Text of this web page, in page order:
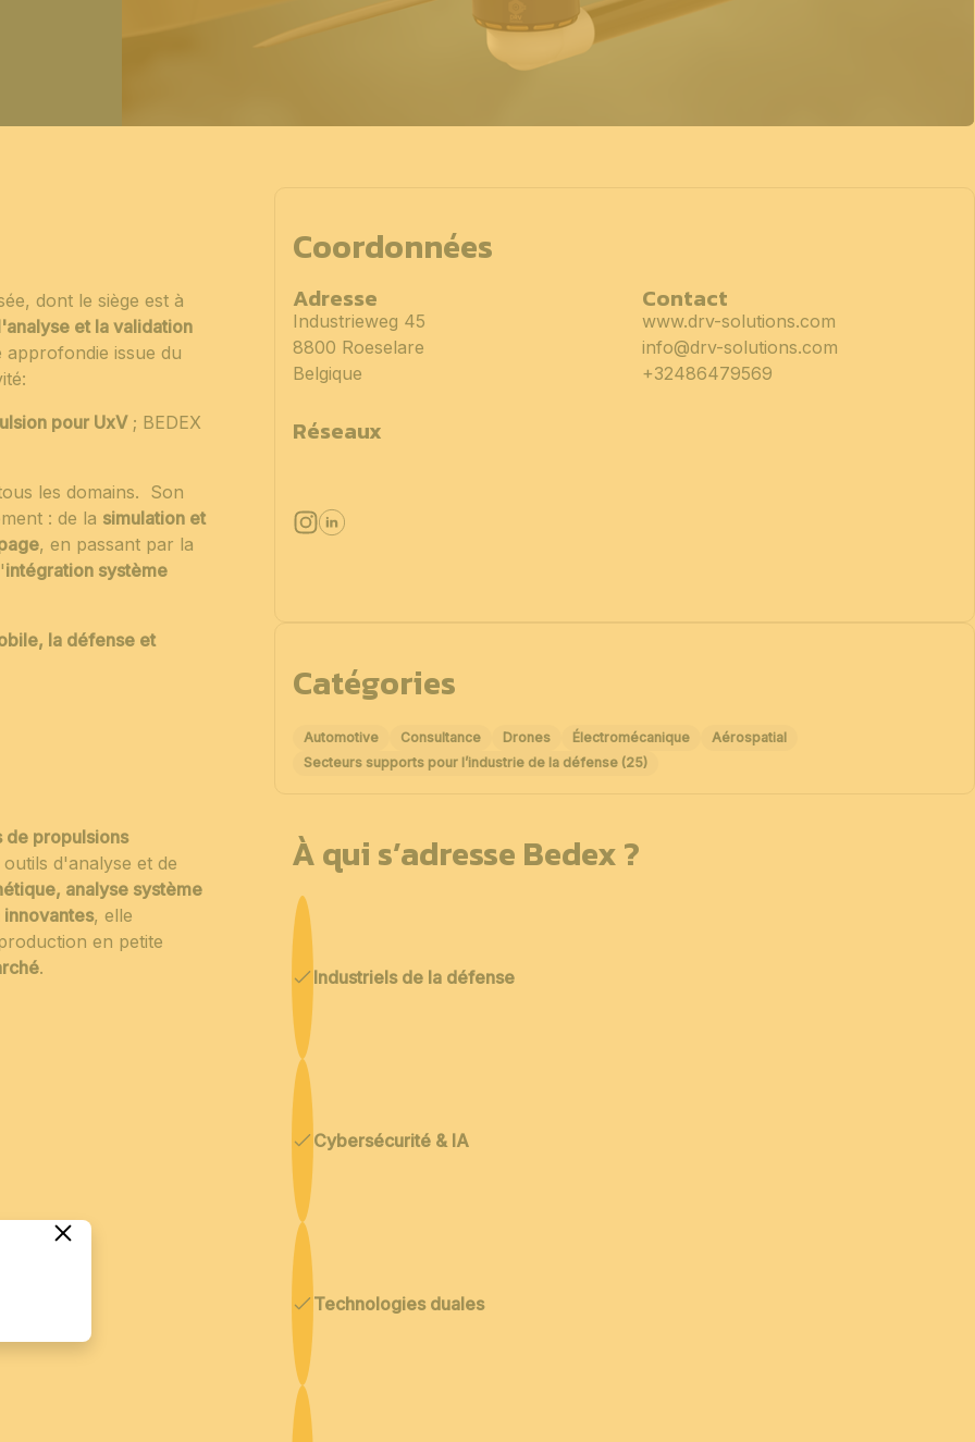
dont le siège est à
et la validation
issue du
pour UxV; BEDEX
les domains. Son
: de la simulation et
, en passant par la
intégration système
la défense et
de propulsions
d'analyse et de
analyse système
, elle
en petite
.
Coordonnées
Adresse
Industrieweg 45
8800 Roeselare
Belgique
Contact
www.drv-solutions.com
info@drv-solutions.com
+32486479569
Réseaux
Catégories
Automotive Consultance Drones Électromécanique
Aérospatial
Secteurs supports pour l’industrie de la défense (25)
À qui s’adresse Bedex ?
Industriels de la défense
Cybersécurité & IA
Technologies duales